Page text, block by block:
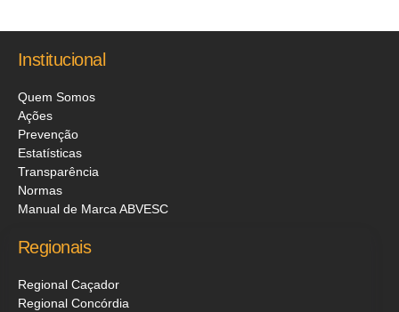
Institucional
Quem Somos
Ações
Prevenção
Estatísticas
Transparência
Normas
Manual de Marca ABVESC
Regionais
Regional Caçador
Regional Concórdia